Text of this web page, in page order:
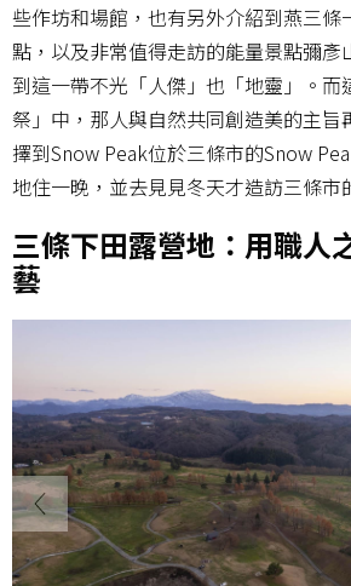
些作坊和場館，也有另外介紹到燕三條
點，以及非常值得走訪的能量景點彌彥
到這一帶不光「人傑」也「地靈」。而
祭」中，那人與自然共同創造美的主旨
擇到Snow Peak位於三條市的Snow
地住一晚，並去見見冬天才造訪三條市
三條下田露營地：用職人
藝